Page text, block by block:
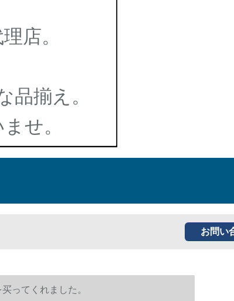
店。
揃え。
せ。
お問い
ってくれました。